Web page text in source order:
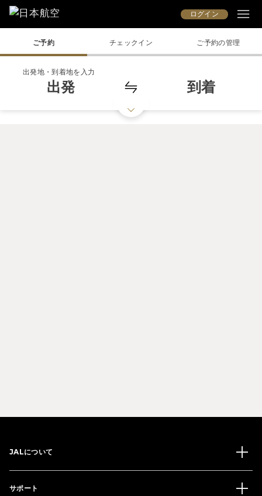
ログイン
ご予約 チェックイン ご予約の管理
出発地・到着地を入力
出発 到着
JALについて
サポート